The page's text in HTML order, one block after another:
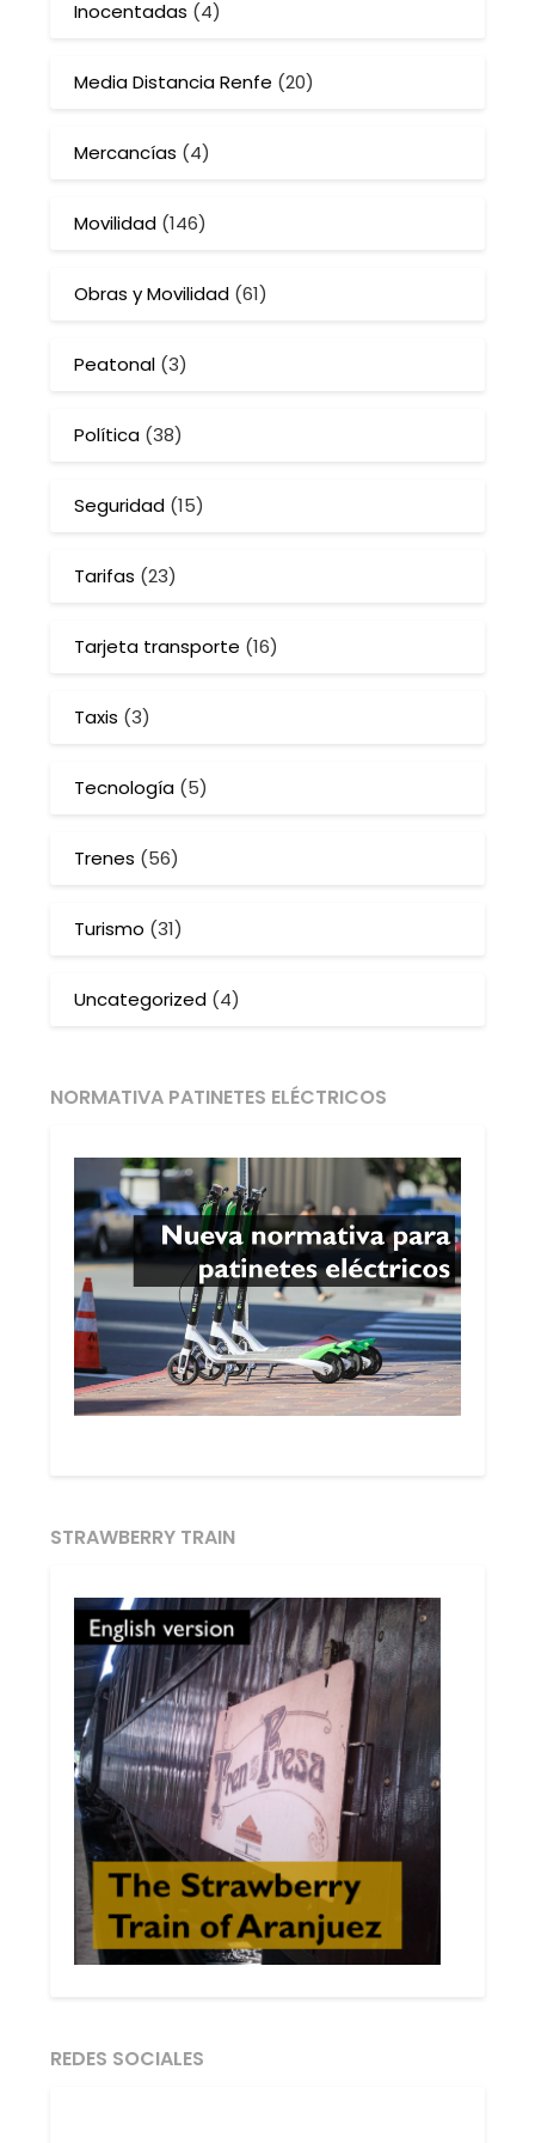
Inocentadas (4)
Media Distancia Renfe (20)
Mercancías (4)
Movilidad (146)
Obras y Movilidad (61)
Peatonal (3)
Política (38)
Seguridad (15)
Tarifas (23)
Tarjeta transporte (16)
Taxis (3)
Tecnología (5)
Trenes (56)
Turismo (31)
Uncategorized (4)
NORMATIVA PATINETES ELÉCTRICOS
STRAWBERRY TRAIN
REDES SOCIALES